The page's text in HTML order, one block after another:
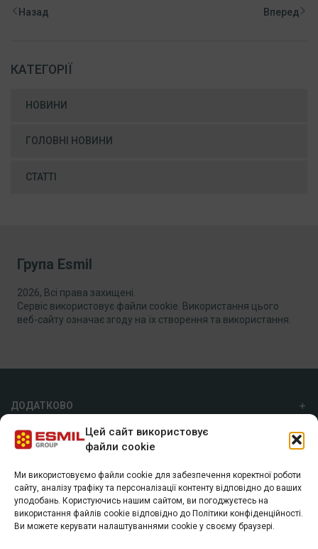
Цей сайт використовує
файли cookie
Ми використовуємо файли cookie для забезпечення коректної роботи
сайту, аналізу трафіку та персоналізації контенту відповідно до ваших
уподобань. Користуючись нашим сайтом, ви погоджуєтесь на
використання файлів cookie відповідно до Політики конфіденційності.
Ви можете керувати налаштуваннями cookie у своєму браузері.
Назад Вперед
КАТЕГОРІЇ
НОВИНИ
ГОЛОВНІ НОВИНИ
СТАТТІ
Група Esmil
2026, Всі права захищені.
Сервіс використовує файли cookie. Використання цього
веб-сайту означає згоду на їх створення та використання.
ДОДАТКОВО
ПРО НАС
ГРУПА ESMIL
а/с 7055, м. Харків, 61072
+38 (057) 74 40 800